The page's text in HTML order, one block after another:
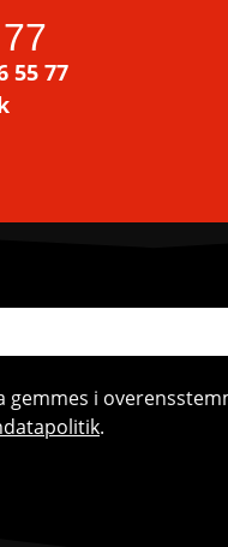
55 77
gemmes i
.